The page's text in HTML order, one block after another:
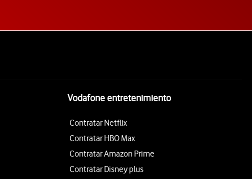
Vodafone entretenimiento
Contratar Netflix
Contratar HBO Max
Contratar Amazon Prime
Contratar Disney plus